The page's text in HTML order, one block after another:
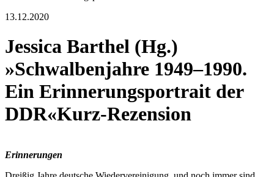
13.12.2020
Jessica Barthel (Hg.)
»Schwalbenjahre 1949–1990.
Ein Erinnerungsportrait der
DDR«Kurz-Rezension
Erinnerungen